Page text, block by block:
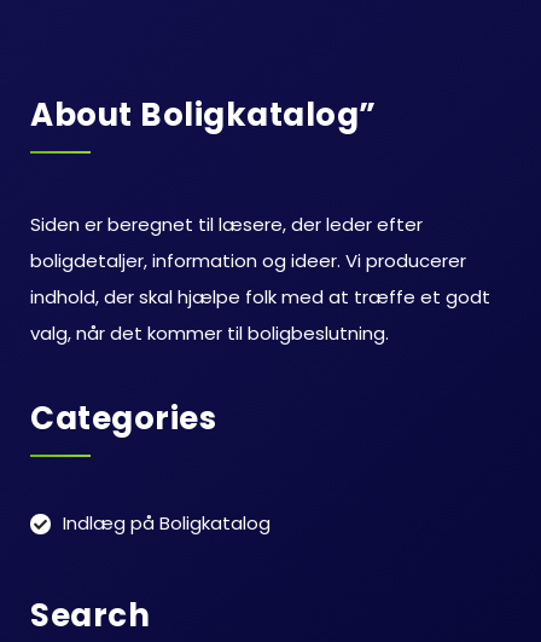
About Boligkatalog”
Siden er beregnet til læsere, der leder efter
boligdetaljer, information og ideer. Vi producerer
indhold, der skal hjælpe folk med at træffe et godt
valg, når det kommer til boligbeslutning.
Categories
Indlæg på Boligkatalog
Search